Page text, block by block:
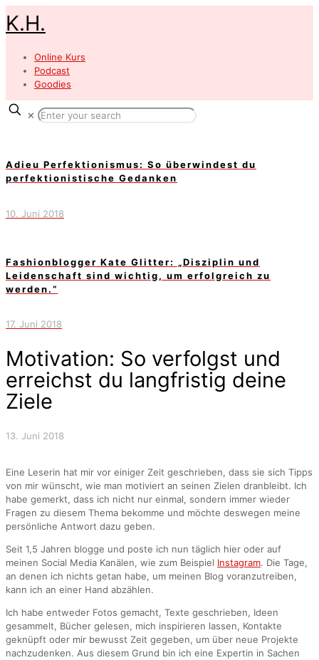
K.H.
Online Kurs
Podcast
Goodies
✕
Adieu Perfektionismus: So überwindest du
perfektionistische Gedanken
10. Juni 2018
Fashionblogger Kate Glitter: „Disziplin und
Leidenschaft sind wichtig, um erfolgreich zu
werden.“
17. Juni 2018
Motivation: So verfolgst und
erreichst du langfristig deine
Ziele
13. Juni 2018
Eine Leserin hat mir vor einiger Zeit geschrieben, dass sie sich Tipps
von mir wünscht, wie man motiviert an seinen Zielen dranbleibt. Ich
habe gemerkt, dass ich nicht nur einmal, sondern immer wieder
Fragen zu diesem Thema bekomme und möchte deswegen meine
persönliche Antwort dazu geben.
Seit 1,5 Jahren blogge und poste ich nun täglich hier oder auf
meinen Social Media Kanälen, wie zum Beispiel Instagram. Die Tage,
an denen ich nichts getan habe, um meinen Blog voranzutreiben,
kann ich an einer Hand abzählen.
Ich habe entweder Fotos gemacht, Texte geschrieben, Ideen
gesammelt, Bücher gelesen, mich inspirieren lassen, Kontakte
geknüpft oder mir bewusst Zeit gegeben, um über neue Projekte
nachzudenken. Aus diesem Grund bin ich eine Expertin in Sachen